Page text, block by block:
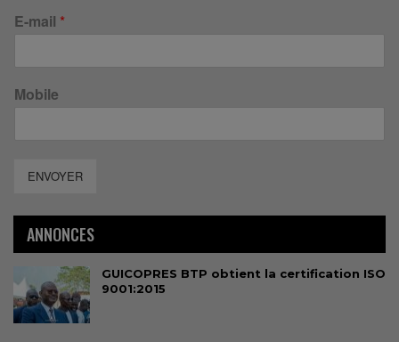
E-mail *
Mobile
ENVOYER
ANNONCES
GUICOPRES BTP obtient la certification ISO
9001:2015